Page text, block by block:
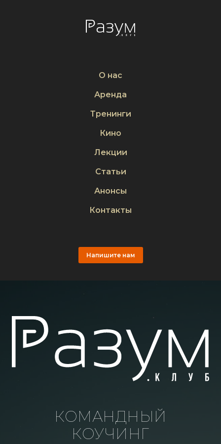
О нас
Аренда
Тренинги
Кино
Лекции
Статьи
Анонсы
Контакты
Напишите нам
КОМАНДНЫЙ
КОУЧИНГ